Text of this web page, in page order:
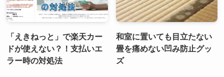
「えきねっと」で楽天カー
ドが使えない？！支払いエ
ラー時の対処法
和室に置いても目立たない
畳を痛めない凹み防止グッ
ズ